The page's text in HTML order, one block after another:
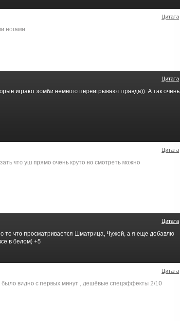
Цитата
ногами
Цитата
играют зомби немного переигрывают правда)). А так очень
Цитата
что уш прямо очень круто но смотреть можно
Цитата
то что просматривается Шматрица, Чужой, а я еще добавлю
в белом) +5
Цитата
было видно с первых минут , дешёвые спецэффекты 2/10